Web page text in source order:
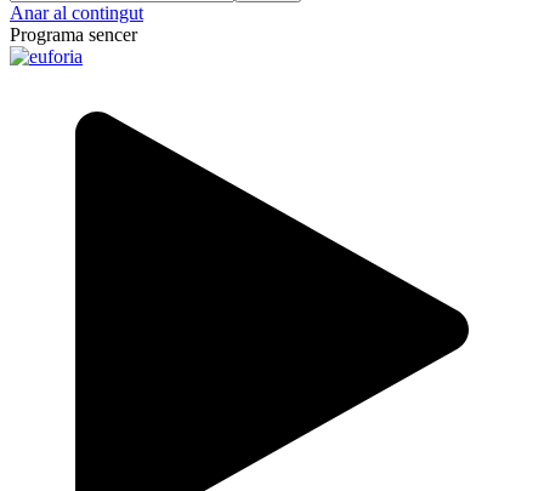
Anar al contingut
Programa sencer